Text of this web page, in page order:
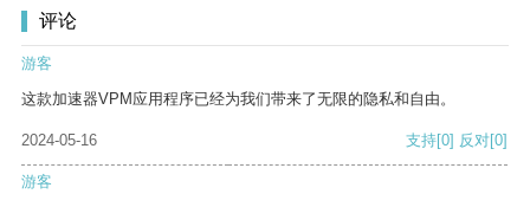
评论
游客
这款加速器VPM应用程序已经为我们带来了无限的隐私和自由。
2024-05-16 支持[0] 反对[0]
游客